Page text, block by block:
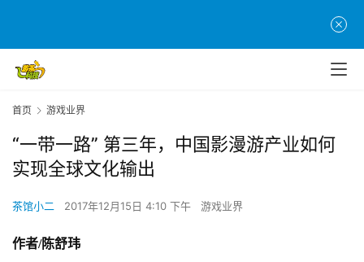
首页 游戏业界
“一带一路” 第三年，中国影漫游产业如何
实现全球文化输出
茶馆小二 2017年12月15日 4:10 下午 游戏业界
作者/陈舒玮